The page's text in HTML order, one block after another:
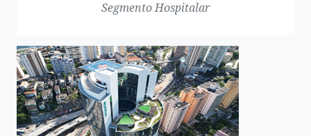
Segmento Hospitalar